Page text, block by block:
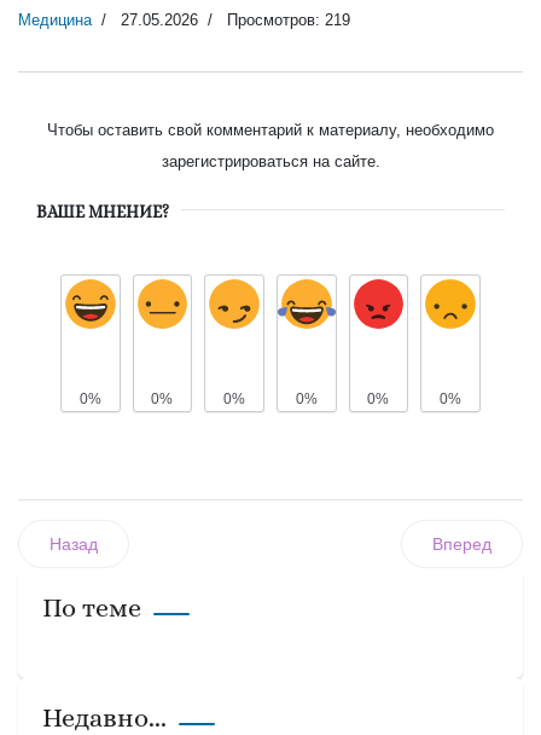
Медицина 27.05.2026 Просмотров: 219
Чтобы оставить свой комментарий к материалу, необходимо
зарегистрироваться на сайте.
ВАШЕ МНЕНИЕ?
0% 0% 0% 0% 0% 0%
Назад Вперед
По теме
Недавно...